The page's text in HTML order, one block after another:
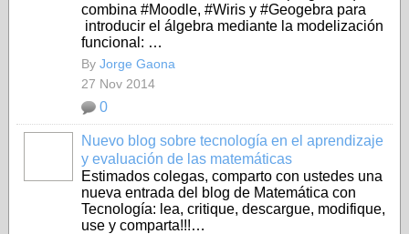
combina #Moodle, #Wiris y #Geogebra para
introducir el álgebra mediante la modelización
funcional: …
By Jorge Gaona
27 Nov 2014
0
Nuevo blog sobre tecnología en el aprendizaje
y evaluación de las matemáticas
Estimados colegas, comparto con ustedes una
nueva entrada del blog de Matemática con
Tecnología: lea, critique, descargue, modifique,
use y comparta!!!…